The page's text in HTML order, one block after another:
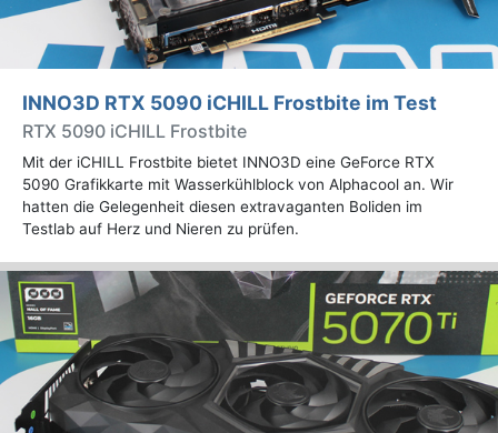
INNO3D RTX 5090 iCHILL Frostbite im Test
RTX 5090 iCHILL Frostbite
Mit der iCHILL Frostbite bietet INNO3D eine GeForce RTX
5090 Grafikkarte mit Wasserkühlblock von Alphacool an. Wir
hatten die Gelegenheit diesen extravaganten Boliden im
Testlab auf Herz und Nieren zu prüfen.